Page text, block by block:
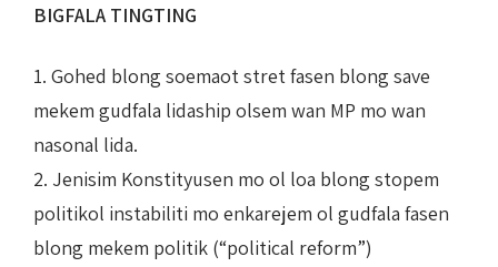
BIGFALA TINGTING
1. Gohed blong soemaot stret fasen blong save
mekem gudfala lidaship olsem wan MP mo wan
nasonal lida.
2. Jenisim Konstityusen mo ol loa blong stopem
politikol instabiliti mo enkarejem ol gudfala fasen
blong mekem politik (“political reform”)